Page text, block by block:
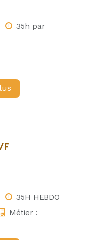
35h par
35H HEBDO
Métier :